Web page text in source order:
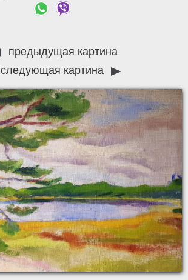
предыдущая картина
следующая картина